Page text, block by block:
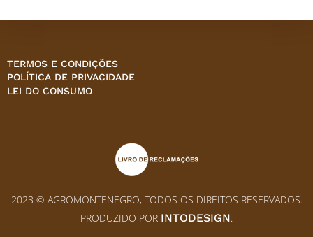
TERMOS E CONDIÇÕES
POLÍTICA DE PRIVACIDADE
LEI DO CONSUMO
2023 © AGROMONTENEGRO, TODOS OS DIREITOS RESERVADOS.
PRODUZIDO POR INTODESIGN.